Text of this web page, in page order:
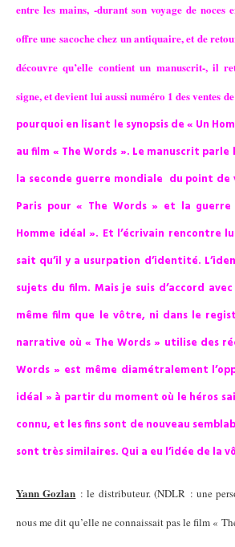
entre les mains, -durant son voyage de noces
offre une sacoche chez un antiquaire, et de
découvre qu’elle contient un manuscrit-, il
signe, et devient lui aussi numéro 1 des ventes
pourquoi en lisant le synopsis de « Un
au film « The Words ». Le manuscrit parle
la seconde guerre mondiale du point de
Paris pour « The Words » et la guerre
Homme idéal ». Et l’écrivain rencontre
sait qu’il y a usurpation d’identité.
sujets du film. Mais je suis d’accord
même film que le vôtre, ni dans le
narrative où « The Words » utilise des
Words » est même diamétralement
idéal » à partir du moment où le héros
connu, et les fins sont de nouveau
sont très similaires. Qui a eu l’idée de la
Yann Gozlan : le distributeur. (NDLR : une
nous me dit qu’elle ne connaissait pas le film «